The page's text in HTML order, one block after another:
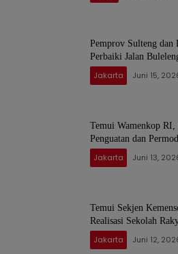
Pemprov Sulteng dan
Perbaiki Jalan
Jakarta Juni 15,
Temui Wamenkop
Penguatan dan
Jakarta Juni 13,
Temui Sekjen
Realisasi Sekolah
Jakarta Juni 12,